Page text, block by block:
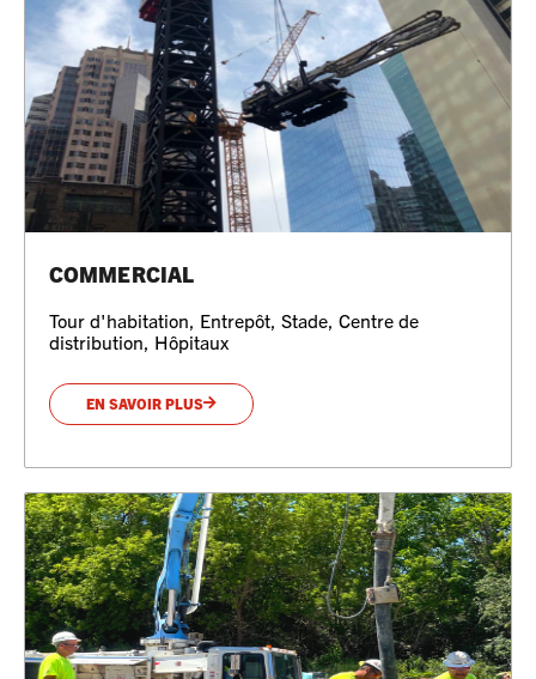
COMMERCIAL
Tour d'habitation, Entrepôt, Stade, Centre de
distribution, Hôpitaux
EN SAVOIR PLUS